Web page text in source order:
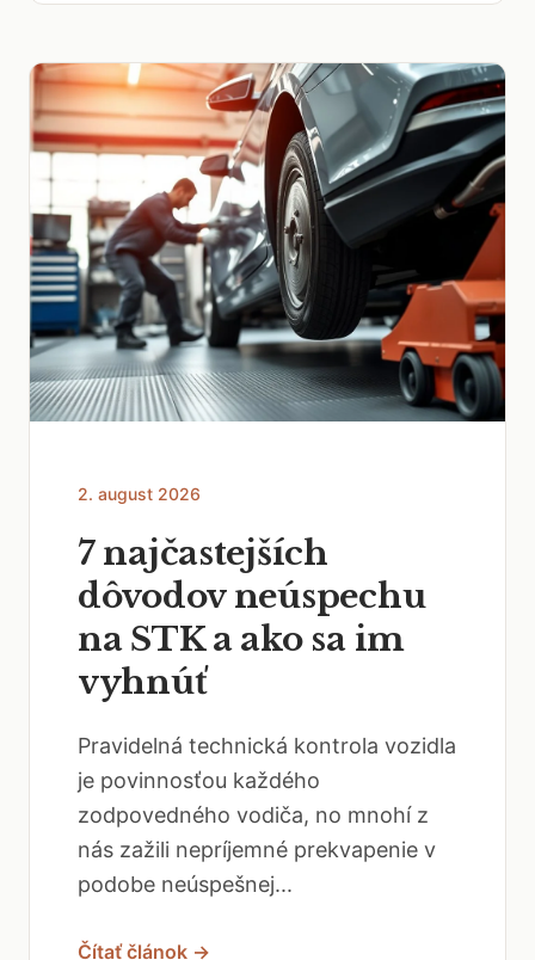
2. august 2026
7 najčastejších
dôvodov neúspechu
na STK a ako sa im
vyhnúť
Pravidelná technická kontrola vozidla
je povinnosťou každého
zodpovedného vodiča, no mnohí z
nás zažili nepríjemné prekvapenie v
podobe neúspešnej...
Čítať článok →